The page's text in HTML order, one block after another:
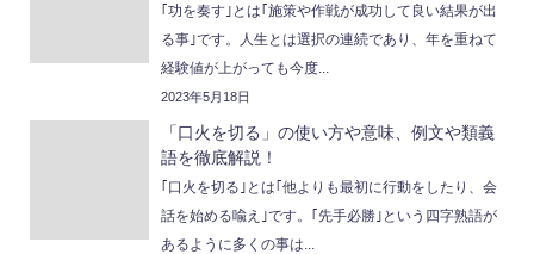
｢功を奏す｣とは｢施策や作戦が成功して良い結果が出
る事｣です。人生とは選択の連続であり、年を重ねて
経験値が上がっても今度...
2023年5月18日
「口火を切る」の使い方や意味、例文や類義
語を徹底解説！
｢口火を切る｣とは｢他よりも最初に行動をしたり、会
話を始める喩え｣です。｢先手必勝｣という四字熟語が
あるように多くの事は...